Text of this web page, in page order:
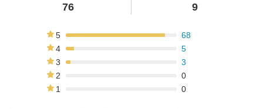
76 9
5
68
4
5
3
3
2
0
1
0